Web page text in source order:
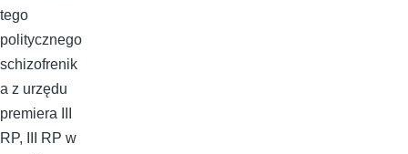
tego
politycznego
schizofrenik
a z urzędu
premiera III
RP, III RP w